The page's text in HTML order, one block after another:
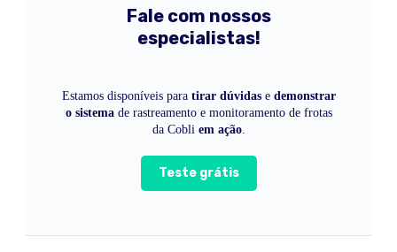
Fale com nossos
especialistas!
Estamos disponíveis para tirar dúvidase demonstrar
o sistemade rastreamento e monitoramento de frotas
da Cobli em ação.
Teste grátis